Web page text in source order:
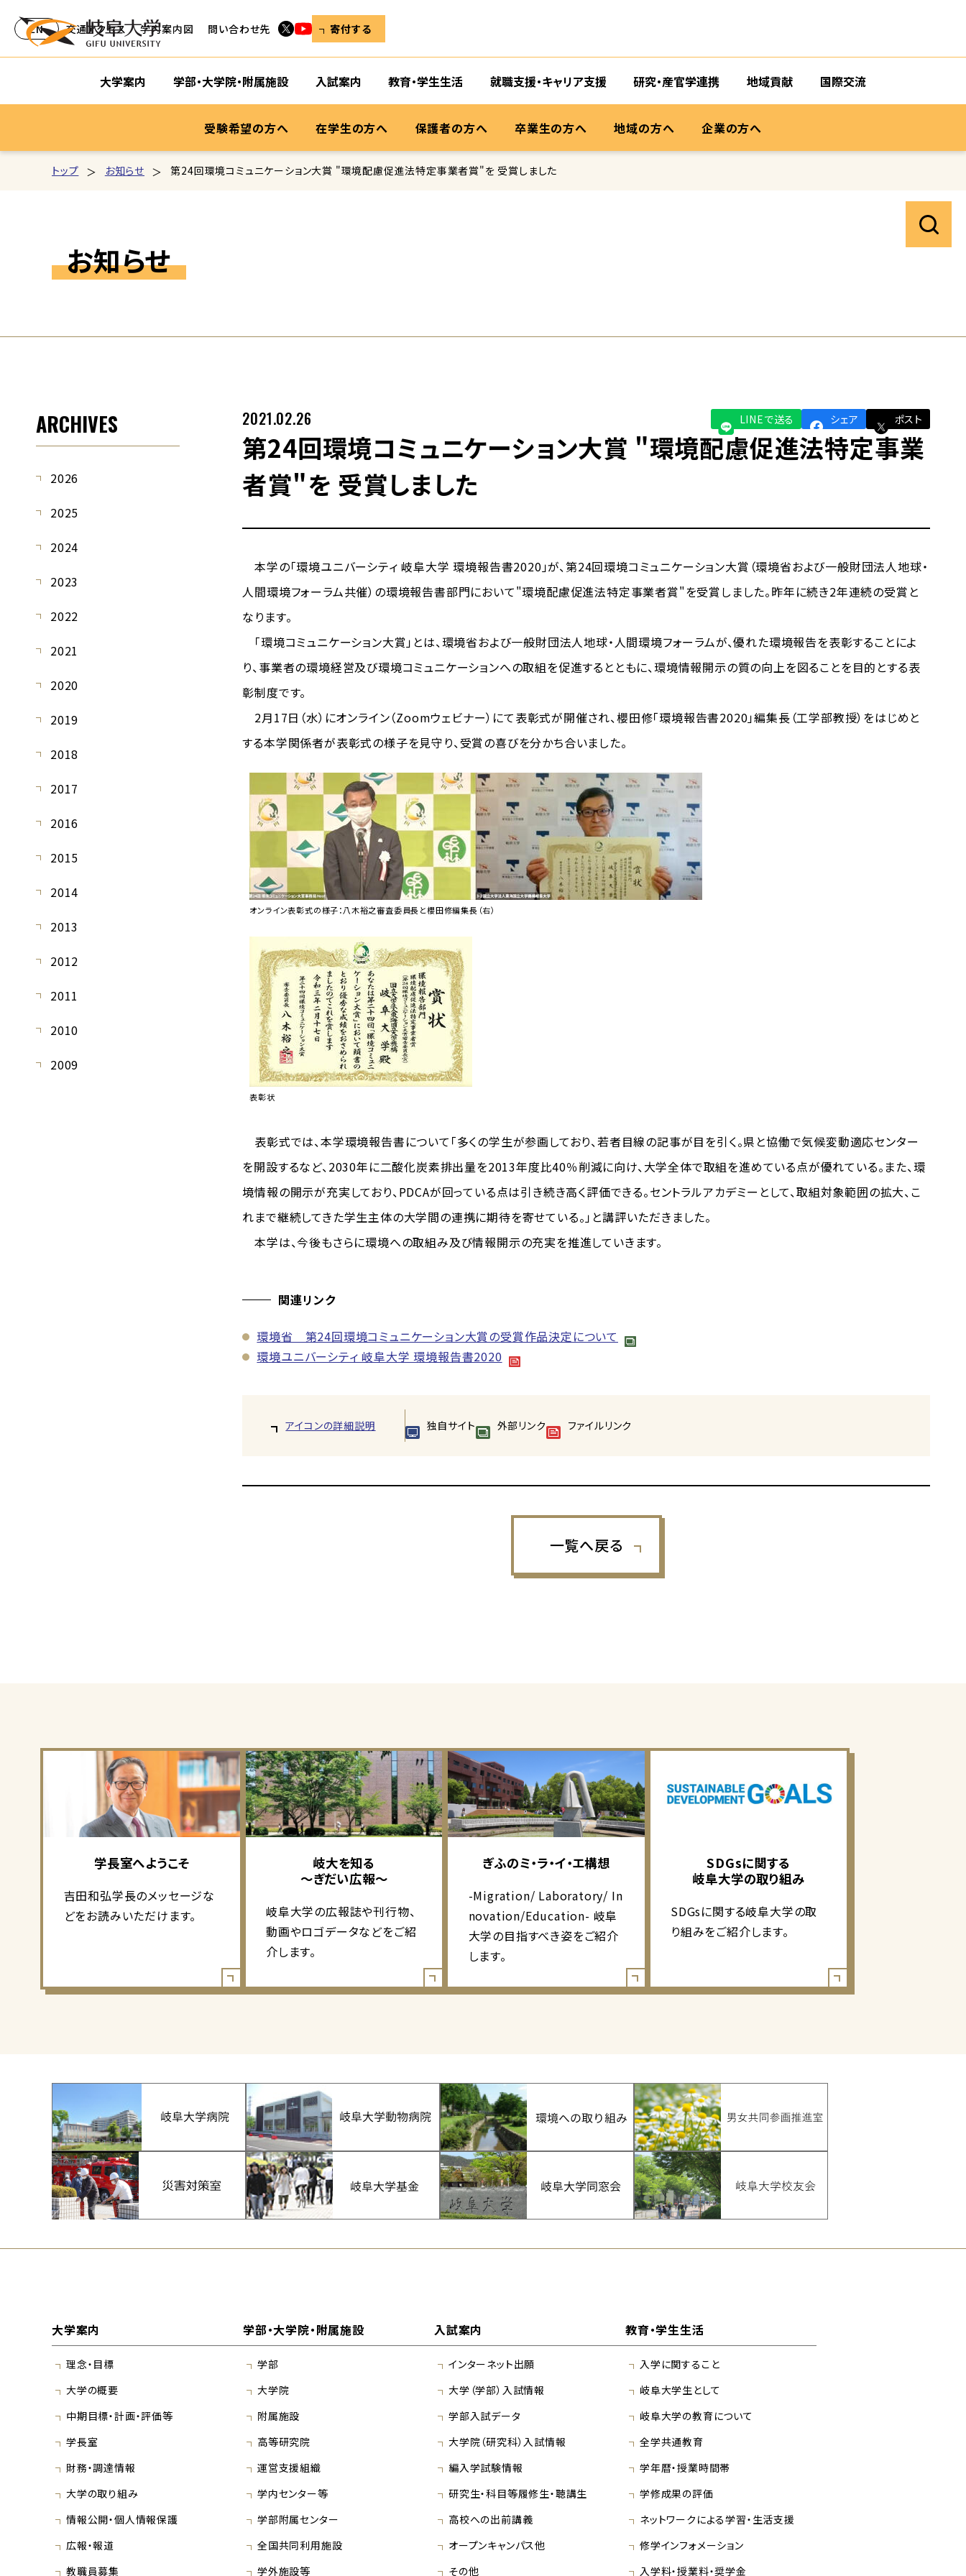
大学案内 学部・大学院・附属施設 入試案内 教育・学生生活 就職支援・キャリア支援 研究・産官学連携 地域貢献 国際交流
受験希望の方へ 在学生の方へ 保護者の方へ 卒業生の方へ 地域の方へ 企業の方へ
EN 交通アクセス 学内案内図 問い合わせ先 寄付する
トップ お知らせ 第24回環境コミュニケーション大賞 "環境配慮促進法特定事業者賞"を 受賞しました
お知らせ
第24回環境コミュニケーション大賞 "環境配慮促進法特定事業
者賞"を 受賞しました
2021.02.26 LINEで送る シェア ポスト
本学の「環境ユニバーシティ 岐阜大学 環境報告書2020」が、第24回環境コミュニケーション大賞（環境省および一般財団法人地球・
人間環境フォーラム共催）の環境報告書部門において"環境配慮促進法特定事業者賞"を受賞しました。昨年に続き2年連続の受賞と
なります。
「環境コミュニケーション大賞」とは、環境省および一般財団法人地球・人間環境フォーラムが、優れた環境報告を表彰することによ
り、事業者の環境経営及び環境コミュニケーションへの取組を促進するとともに、環境情報開示の質の向上を図ることを目的とする表
彰制度です。
2月17日（水）にオンライン（Zoomウェビナー）にて表彰式が開催され、櫻田修「環境報告書2020」編集長（工学部教授）をはじめと
する本学関係者が表彰式の様子を見守り、受賞の喜びを分かち合いました。
オンライン表彰式の様子：八木裕之審査委員長と櫻田修編集長（右）
表彰状
表彰式では、本学環境報告書について「多くの学生が参画しており、若者目線の記事が目を引く。県と協働で気候変動適応センター
を開設するなど、2030年に二酸化炭素排出量を2013年度比40％削減に向け、大学全体で取組を進めている点が優れている。また、環
境情報の開示が充実しており、PDCAが回っている点は引き続き高く評価できる。セントラルアカデミーとして、取組対象範囲の拡大、こ
れまで継続してきた学生主体の大学間の連携に期待を寄せている。」と講評いただきました。
本学は、今後もさらに環境への取組み及び情報開示の充実を推進していきます。
関連リンク
環境省 第24回環境コミュニケーション大賞の受賞作品決定について
環境ユニバーシティ 岐阜大学 環境報告書2020
アイコンの詳細説明 独自サイト 外部リンク ファイルリンク
一覧へ戻る
ARCHIVES
2026
2025
2024
2023
2022
2021
2020
2019
2018
2017
2016
2015
2014
2013
2012
2011
2010
2009
学長室へようこそ
吉田和弘学長のメッセージな
どをお読みいただけます。
岐大を知る
～ぎだい広報～
岐阜大学の広報誌や刊行物、
動画やロゴデータなどをご紹
介します。
ぎふのミ・ラ・イ・エ構想
-Migration/ Laboratory/ In
novation/Education- 岐阜
大学の目指すべき姿をご紹介
します。
SDGsに関する
岐阜大学の取り組み
SDGsに関する岐阜大学の取
り組みをご紹介します。
大学案内
理念・目標
大学の概要
中期目標・計画・評価等
学長室
財務・調達情報
大学の取り組み
情報公開・個人情報保護
広報・報道
教職員募集
学部・大学院・附属施設
学部
大学院
附属施設
高等研究院
運営支援組織
学内センター等
学部附属センター
全国共同利用施設
学外施設等
入試案内
インターネット出願
大学（学部）入試情報
学部入試データ
大学院（研究科）入試情報
編入学試験情報
研究生・科目等履修生・聴講生
高校への出前講義
オープンキャンパス他
その他
教育・学生生活
入学に関すること
岐阜大学生として
岐阜大学の教育について
全学共通教育
学年暦・授業時間帯
学修成果の評価
ネットワークによる学習・生活支援
修学インフォメーション
入学料・授業料・奨学金